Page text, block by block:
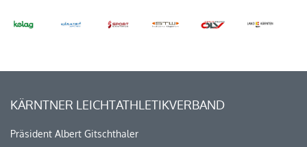
KÄRNTNER LEICHTATHLETIKVERBAND
Präsident Albert Gitschthaler